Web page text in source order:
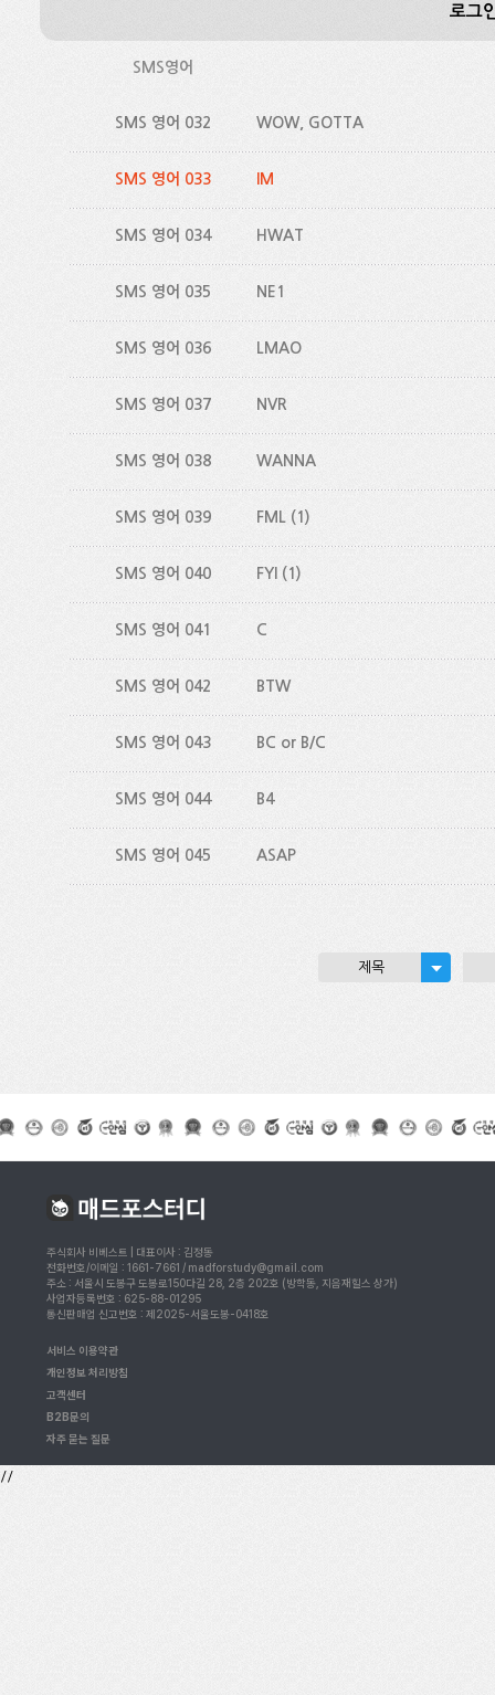
로그
SMS영어
SMS 영어 032 WOW, GOTTA
SMS 영어 033 IM
SMS 영어 034 HWAT
SMS 영어 035 NE1
SMS 영어 036 LMAO
SMS 영어 037 NVR
SMS 영어 038 WANNA
SMS 영어 039 FML (1)
SMS 영어 040 FYI (1)
SMS 영어 041 C
SMS 영어 042 BTW
SMS 영어 043 BC or B/C
SMS 영어 044 B4
SMS 영어 045 ASAP
제목
주식회사 비베스트 | 대표이사 : 김정동
전화번호/이메일 : 1661-7661 / madforstudy@gmail.com
주소 : 서울시 도봉구 도봉로150다길 28, 2층 202호 (방학동, 지음재힐스 상가)
사업자등록번호 : 625-88-01295
통신판매업 신고번호 : 제2025-서울도봉-0418호
서비스 이용약관
개인정보 처리방침
고객센터
B2B문의
자주 묻는 질문
//